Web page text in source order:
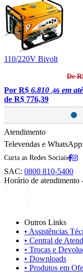
110/220V Bivolt
De
Por R$ 6.810 ,46 em
de R$ 776,39
Atendimento
Televendas e WhatsApp:
Curta as Redes Sociais
SAC: 0800 810-5400
Horário de atendimento
Outros Links
• Assistências
• Central de
• Trocas e
• Downloads
• Produtos em